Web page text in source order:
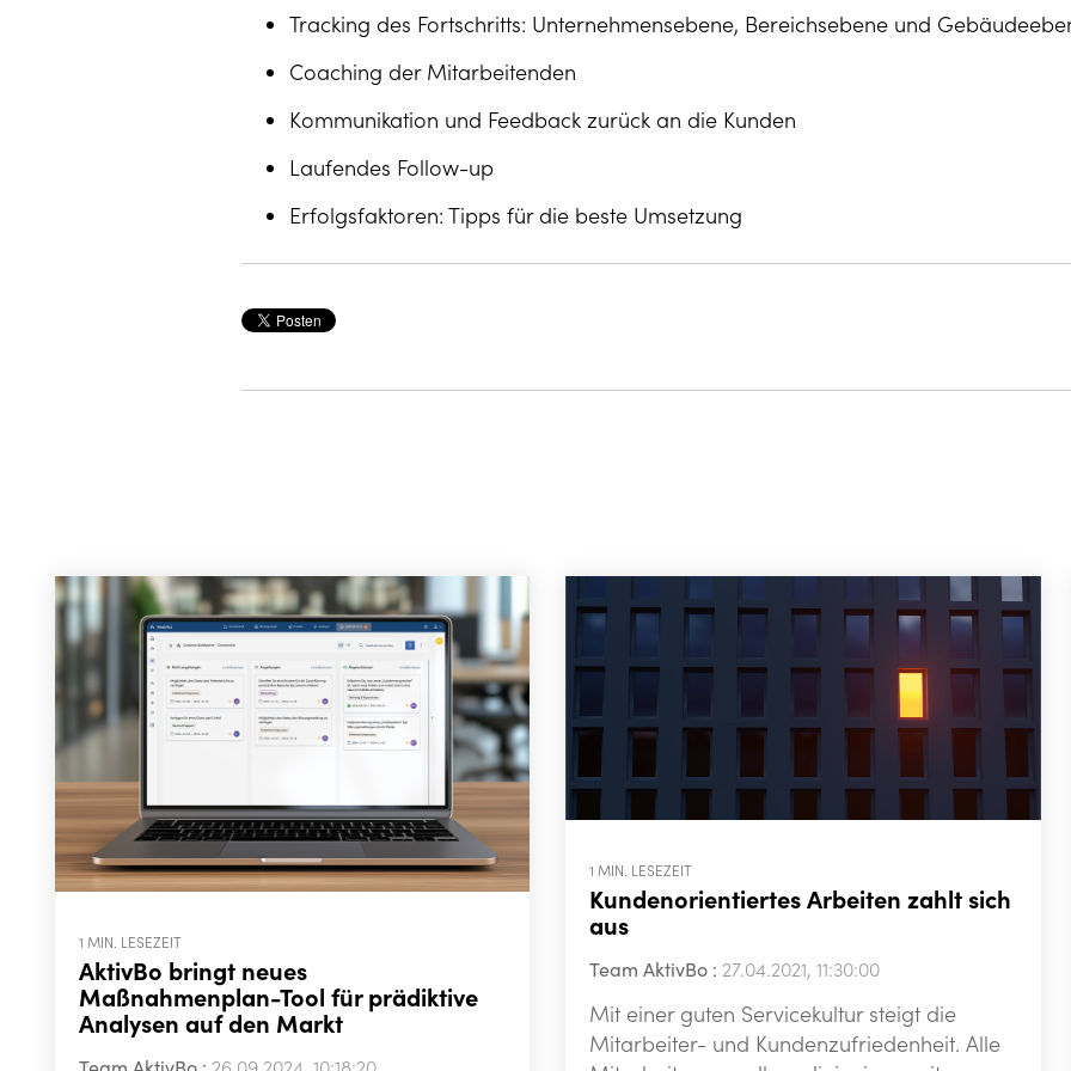
Tracking des Fortschritts: Unternehmensebene, Bereichsebene und
Coaching der Mitarbeitenden
Kommunikation und Feedback zurück an die Kunden
Laufendes Follow-up
Erfolgsfaktoren: Tipps für die beste Umsetzung
1 MIN. LESEZEIT
AktivBo bringt neues
Maßnahmenplan-Tool für prädiktive
Analysen auf den Markt
1 MIN. LESEZEIT
Kundenorientiertes Arbeiten zahlt sich
aus
Team AktivBo : 27.04.2021, 11:30:00
Mit einer guten Servicekultur steigt die
Mitarbeiter- und Kundenzufriedenheit. Alle